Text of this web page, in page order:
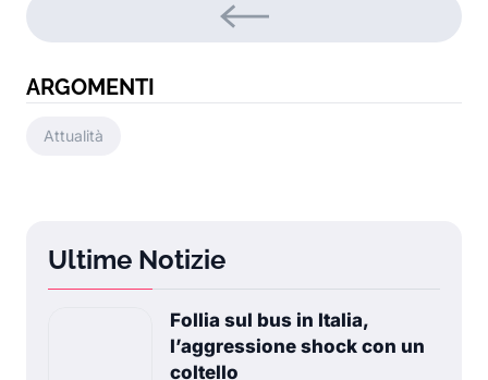
ARGOMENTI
Attualità
Ultime Notizie
Follia sul bus in Italia,
l’aggressione shock con un
coltello